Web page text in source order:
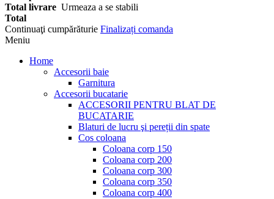
Total livrare Urmeaza a se stabili
Total
Continuaţi cumpărăturie Finalizați comanda
Meniu
Home
Accesorii baie
Garnitura
Accesorii bucatarie
ACCESORII PENTRU BLAT DE
BUCATARIE
Blaturi de lucru şi pereții din spate
Cos coloana
Coloana corp 150
Coloana corp 200
Coloana corp 300
Coloana corp 350
Coloana corp 400